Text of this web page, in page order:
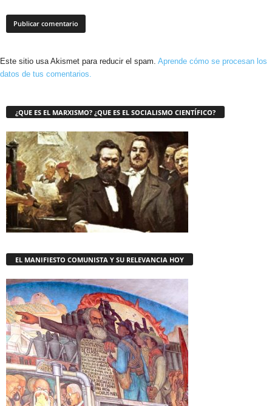
Este sitio usa Akismet para reducir el spam. Aprende cómo se procesan los
datos de tus comentarios.
¿QUE ES EL MARXISMO? ¿QUE ES EL SOCIALISMO CIENTÍFICO?
EL MANIFIESTO COMUNISTA Y SU RELEVANCIA HOY